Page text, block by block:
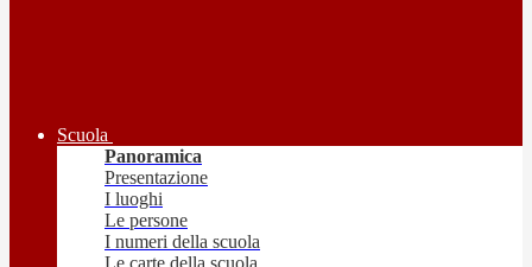
Scuola
Panoramica
Presentazione
I luoghi
Le persone
I numeri della scuola